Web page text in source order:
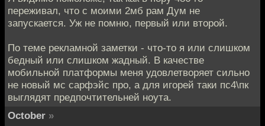
переживал, что с моими 2мб рам Дум не
запускается. Уж не помню, первый или второй.
По теме рекламной заметки - что-то я или слишком
бедный или слишком жадный. В качестве
мобильной платформы меня удовлетворяет сильно
не новый мс сарфэйс про, а для игорей таки пс4\пк
выглядят предпочтительней ноута.
October »